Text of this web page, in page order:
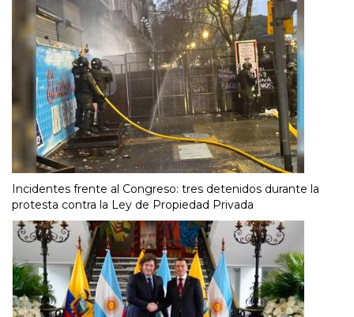
Incidentes frente al Congreso: tres detenidos durante la
protesta contra la Ley de Propiedad Privada